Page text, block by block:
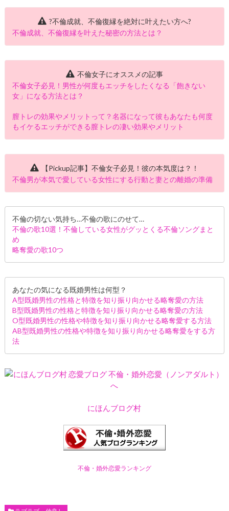
?不倫成就、不倫復縁を絶対に叶えたい方へ?
不倫成就、不倫復縁を叶えた秘密の方法とは？
不倫女子にオススメの記事
不倫女子必見！男性が何度もエッチをしたくなる「飽きない
女」になる方法とは？
膣トレの効果やメリットって？名器になって彼もあなたも何度
もイケるエッチができる膣トレの凄い効果やメリット
【Pickup記事】不倫女子必見！彼の本気度は？！
不倫男が本気で愛している女性にする行動と妻との離婚の準備
不倫の切ない気持ち…不倫の歌にのせて…
不倫の歌10選！不倫している女性がグッとくる不倫ソングまと
め
略奪愛の歌10つ
あなたの気になる既婚男性は何型？
A型既婚男性の性格と特徴を知り振り向かせる略奪愛の方法
B型既婚男性の性格と特徴を知り振り向かせる略奪愛の方法
O型既婚男性の性格や特徴を知り振り向かせる略奪愛する方法
AB型既婚男性の性格や特徴を知り振り向かせる略奪愛をする方
法
にほんブログ村
不倫・婚外恋愛ランキング